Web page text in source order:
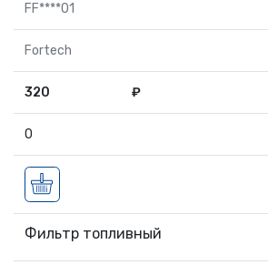
FF****01
Fortech
320 ₽
0
Фильтр топливный